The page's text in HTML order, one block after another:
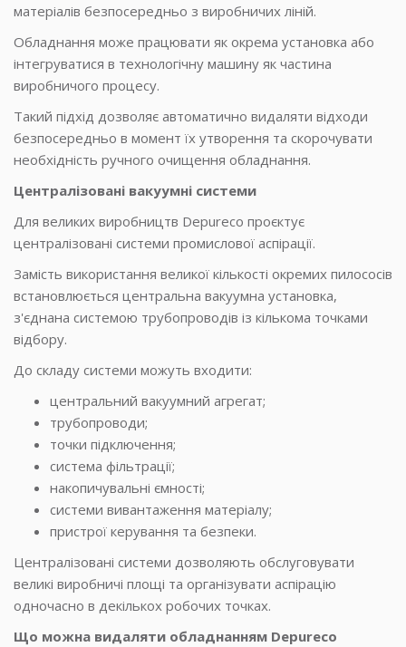
матеріалів безпосередньо з виробничих ліній.
Обладнання може працювати як окрема установка або
інтегруватися в технологічну машину як частина
виробничого процесу.
Такий підхід дозволяє автоматично видаляти відходи
безпосередньо в момент їх утворення та скорочувати
необхідність ручного очищення обладнання.
Централізовані вакуумні системи
Для великих виробництв Depureco проєктує
централізовані системи промислової аспірації.
Замість використання великої кількості окремих пилососів
встановлюється центральна вакуумна установка,
з'єднана системою трубопроводів із кількома точками
відбору.
До складу системи можуть входити:
центральний вакуумний агрегат;
трубопроводи;
точки підключення;
система фільтрації;
накопичувальні ємності;
системи вивантаження матеріалу;
пристрої керування та безпеки.
Централізовані системи дозволяють обслуговувати
великі виробничі площі та організувати аспірацію
одночасно в декількох робочих точках.
Що можна видаляти обладнанням Depureco